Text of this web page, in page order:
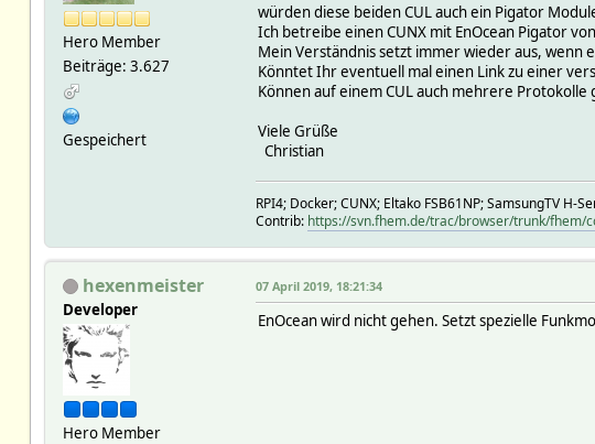
Hero Member
Beiträge: 3.627
Gespeichert
würden diese beiden CUL auch ein Pigator
Ich betreibe einen CUNX mit EnOcean Pigator
Mein Verständnis setzt immer wieder aus, wenn
Könntet Ihr eventuell mal einen Link zu einer
Können auf einem CUL auch mehrere Protokolle
Viele Grüße
Christian
RPI4; Docker; CUNX; Eltako FSB61NP; SamsungTV
Contrib: https://svn.fhem.de/trac/browser/trunk/fhem/
hexenmeister
Developer
Hero Member
07 April 2019, 18:21:34
EnOcean wird nicht gehen. Setzt spezielle